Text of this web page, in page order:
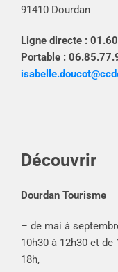
91410 Dourdan
Ligne directe :
Portable :
Découvrir
Dourdan Tourisme
– de mai à
10h30 à 12h30 et
18h,